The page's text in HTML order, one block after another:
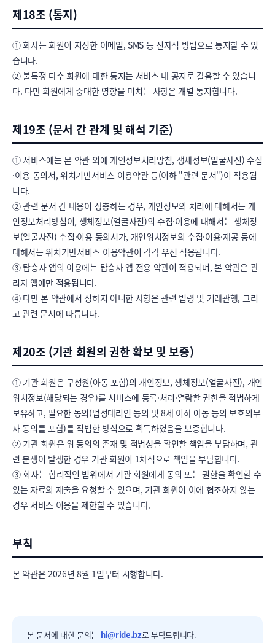
제18조 (통지)
① 회사는 회원이 지정한 이메일, SMS 등 전자적 방법으로 통지할 수 있
습니다.
② 불특정 다수 회원에 대한 통지는 서비스 내 공지로 갈음할 수 있습니
다. 다만 회원에게 중대한 영향을 미치는 사항은 개별 통지합니다.
제19조 (문서 간 관계 및 해석 기준)
① 서비스에는 본 약관 외에 개인정보처리방침, 생체정보(얼굴사진) 수집
·이용 동의서, 위치기반서비스 이용약관 등(이하 "관련 문서")이 적용됩
니다.
② 관련 문서 간 내용이 상충하는 경우, 개인정보의 처리에 대해서는 개
인정보처리방침이, 생체정보(얼굴사진)의 수집·이용에 대해서는 생체정
보(얼굴사진) 수집·이용 동의서가, 개인위치정보의 수집·이용·제공 등에
대해서는 위치기반서비스 이용약관이 각각 우선 적용됩니다.
③ 탑승자 앱의 이용에는 탑승자 앱 전용 약관이 적용되며, 본 약관은 관
리자 앱에만 적용됩니다.
④ 다만 본 약관에서 정하지 아니한 사항은 관련 법령 및 거래관행, 그리
고 관련 문서에 따릅니다.
제20조 (기관 회원의 권한 확보 및 보증)
① 기관 회원은 구성원(아동 포함)의 개인정보, 생체정보(얼굴사진), 개인
위치정보(해당되는 경우)를 서비스에 등록·처리·열람할 권한을 적법하게
보유하고, 필요한 동의(법정대리인 동의 및 8세 이하 아동 등의 보호의무
자 동의를 포함)를 적법한 방식으로 획득하였음을 보증합니다.
② 기관 회원은 위 동의의 존재 및 적법성을 확인할 책임을 부담하며, 관
련 분쟁이 발생한 경우 기관 회원이 1차적으로 책임을 부담합니다.
③ 회사는 합리적인 범위에서 기관 회원에게 동의 또는 권한을 확인할 수
있는 자료의 제출을 요청할 수 있으며, 기관 회원이 이에 협조하지 않는
경우 서비스 이용을 제한할 수 있습니다.
부칙
본 약관은 2026년 8월 1일부터 시행합니다.
본 문서에 대한 문의는 hi@ride.bz로 부탁드립니다.